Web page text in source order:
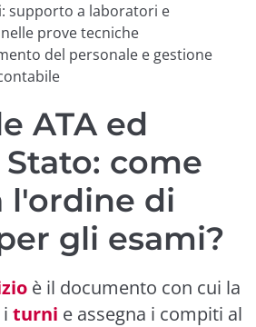
supporto a laboratori e
prove tecniche
del personale e gestione
ATA ed
come
l'ordine di
gli esami?
è il documento con cui la
turni e assegna i compiti al